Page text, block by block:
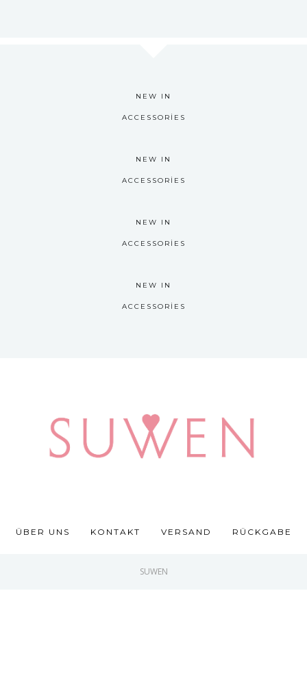
NEW IN
ACCESSORIES
NEW IN
ACCESSORIES
NEW IN
ACCESSORIES
NEW IN
ACCESSORIES
ÜBER UNS KONTAKT VERSAND RÜCKGABE
SUWEN